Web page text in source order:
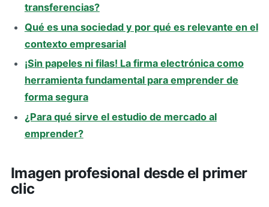
transferencias?
Qué es una sociedad y por qué es relevante en el
contexto empresarial
¡Sin papeles ni filas! La firma electrónica como
herramienta fundamental para emprender de
forma segura
¿Para qué sirve el estudio de mercado al
emprender?
Imagen profesional desde el primer
clic